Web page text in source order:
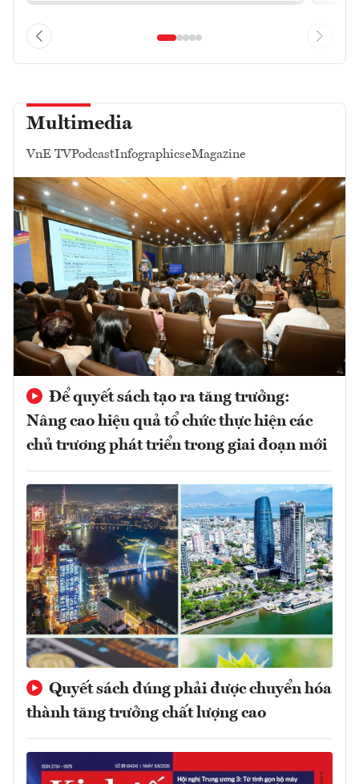
Multimedia
VnE TVPodcastInfographicseMagazine
Để quyết sách tạo ra tăng trưởng:
Nâng cao hiệu quả tổ chức thực hiện các
chủ trương phát triển trong giai đoạn mới
Quyết sách đúng phải được chuyển hóa
thành tăng trưởng chất lượng cao